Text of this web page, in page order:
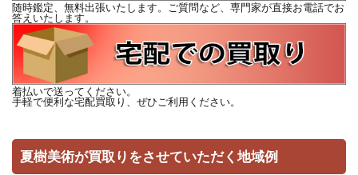
随時鑑定、無料出張いたします。ご質問など、専門家が直接お電話でお
答えいたします。
着払いで送ってください。
手軽で便利な宅配買取り、ぜひご利用ください。
夏樹美術が買取りをさせていただく地域例